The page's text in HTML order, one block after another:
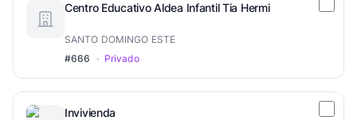
Centro Educativo Aldea Infantil Tia Hermi
SANTO DOMINGO ESTE
#666
· Privado
Invivienda